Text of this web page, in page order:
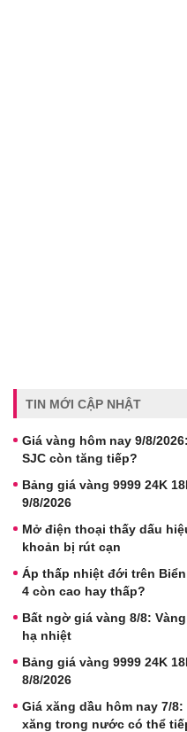
TIN MỚI CẬP NHẬT
Giá vàng hôm nay 9/8/
SJC còn tăng tiếp?
Bảng giá vàng 9999 24K
9/8/2026
Mở điện thoại thấy dấu
khoản bị rút cạn
Áp thấp nhiệt đới trên
4 còn cao hay thấp?
Bất ngờ giá vàng 8/8:
hạ nhiệt
Bảng giá vàng 9999 24K
8/8/2026
Giá xăng dầu hôm nay 7/
xăng trong nước có thể